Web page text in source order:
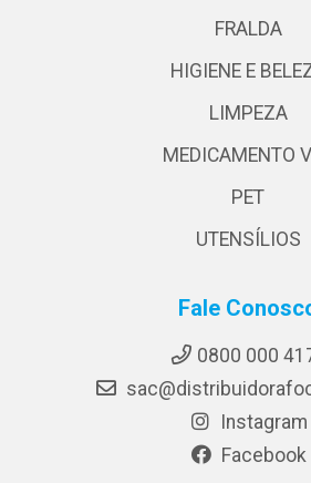
FRALDA
HIGIENE E
LIMPEZA
MEDICAMENTO
PET
UTENSÍLIOS
Fale
0800 000
Instagram
Facebook